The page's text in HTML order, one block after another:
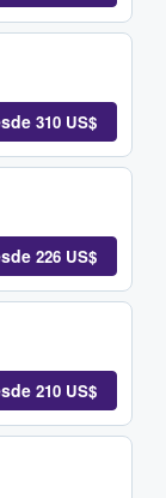
310 US$
226 US$
210 US$